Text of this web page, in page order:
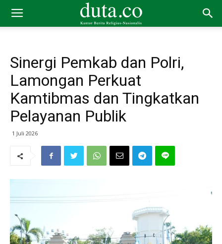
Sinergi Pemkab dan Polri,
Lamongan Perkuat
Kamtibmas dan Tingkatkan
Pelayanan Publik
1 Juli 2026